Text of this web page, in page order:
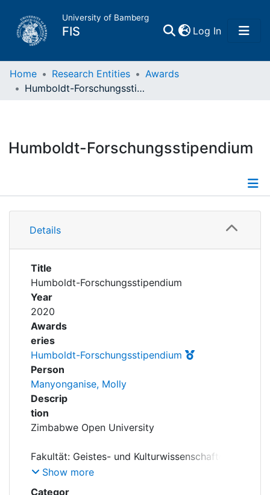
University of Bamberg
FIS Log In(current)
Home
Research Data
Institutions
Awards
My FIS
Help
Home Research Entities
Awards
Humboldt-Forschungsstipendium
Humboldt-Forschungsstipendium
Information
Details
Title
Humboldt-Forschungsstipendium
Year
2020
Awards
eries
Humboldt-Forschungsstipendium
Person
Manyonganise, Molly
Descrip
tion
Fakultät: Geistes- und Kulturwissenschaften,
Lehrstuhl für Neutestamentliche
Show more
Categor